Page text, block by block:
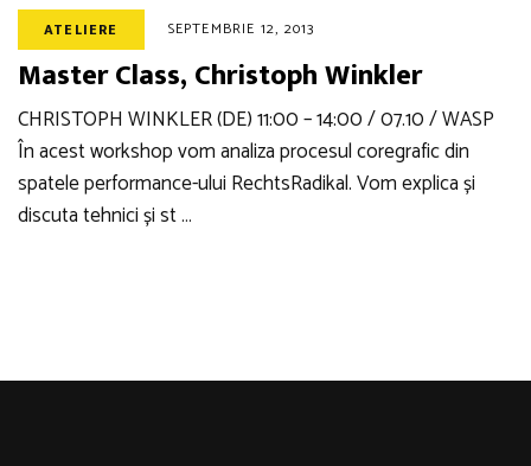
ATELIERE SEPTEMBRIE 12, 2013
Master Class, Christoph Winkler
CHRISTOPH WINKLER (DE) 11:00 – 14:00 / 07.10 / WASP
În acest workshop vom analiza procesul coregrafic din
spatele performance-ului RechtsRadikal. Vom explica și
discuta tehnici și st …